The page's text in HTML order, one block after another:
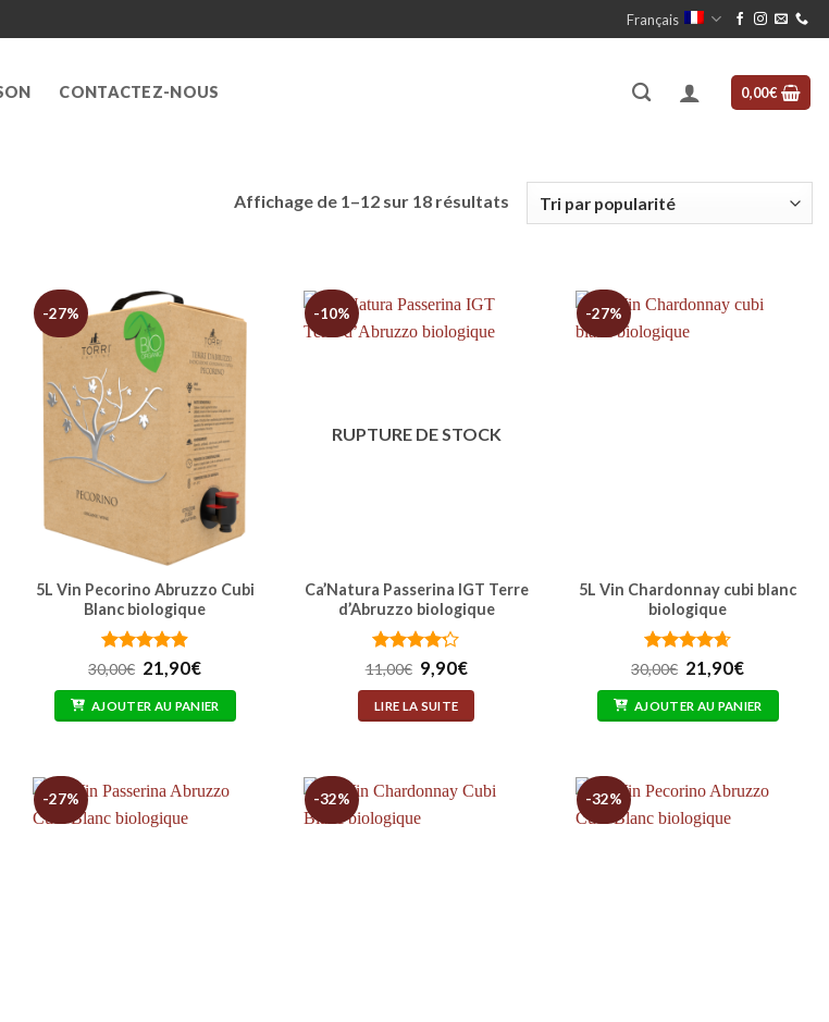
Français
CONTACTEZ-NOUS 0,00€
Affichage de 1–12 sur 18 résultatsTrié
par
-27%
5L Vin Pecorino Abruzzo Cubi
Blanc biologique
Note 4.91
sur 5
30,00€ Le
prix
initial
était :
21,90€Le
prix
actuel
est :
AJOUTER AU PANIER
-10%
RUPTURE DE STOCK
Ca’Natura Passerina IGT Terre
d’Abruzzo biologique
Note 4.17
sur 5
11,00€ Le
prix
initial
était :
9,90€Le
prix
est :
LIRE LA SUITE
-27%
5L Vin Chardonnay cubi blanc
biologique
Note 4.62
sur 5
30,00€ Le
prix
initial
était :
21,90€Le
prix
actuel
est :
AJOUTER AU PANIER
-27% -32% -32%